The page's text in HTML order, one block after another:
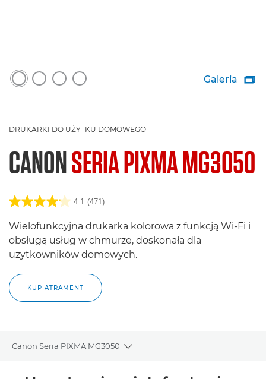
Galeria 
DRUKARKI DO UŻYTKU DOMOWEGO
CANONSERIA PIXMA MG3050
4.1 (471)
Wielofunkcyjna drukarka kolorowa z funkcją Wi-Fi i
obsługą usług w chmurze, doskonała dla
użytkowników domowych.
KUP ATRAMENT
Canon Seria PIXMA MG3050
Toggle breadcrumbs
Wprowadzenie